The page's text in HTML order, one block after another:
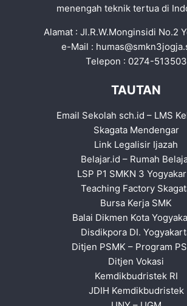
menengah teknik tertua di
Alamat : Jl.R.W.Monginsidi No.2
e-Mail :
Telepon : 0274-513503
TAUTAN
Email Sekolah sch.id – LMS
Skagata Mendengar
Link Legalisir Ijazah
Belajar.id – Rumah
LSP P1 SMKN 3
Teaching Factory
Bursa Kerja SMK
Balai Dikmen Kota
Disdikpora DI.
Ditjen PSMK – Program
Ditjen Vokasi
Kemdikbudristek RI
JDIH Kemdikbudristek